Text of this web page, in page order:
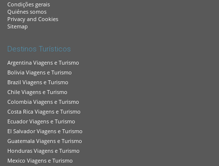
Condições gerais
Quiénes somos
Privacy and Cookies
Sitemap
Destinos Turísticos
Argentina Viagens e Turismo
Bolivia Viagens e Turismo
Brazil Viagens e Turismo
Chile Viagens e Turismo
Colombia Viagens e Turismo
Costa Rica Viagens e Turismo
Ecuador Viagens e Turismo
El Salvador Viagens e Turismo
Guatemala Viagens e Turismo
Honduras Viagens e Turismo
Mexico Viagens e Turismo